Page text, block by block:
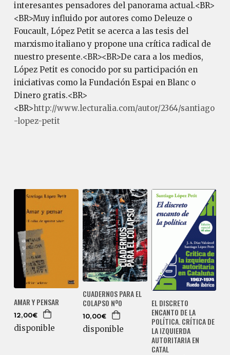
interesantes pensadores del panorama actual.<BR>
<BR>Muy influido por autores como Deleuze o
Foucault, López Petit se acerca a las tesis del
marxismo italiano y propone una crítica radical de
nuestro presente.<BR><BR>De cara a los medios,
López Petit es conocido por su participación en
iniciativas como la Fundación Espai en Blanc o
Dinero gratis.<BR>
<BR>http://www.lecturalia.com/autor/2364/santiago
-lopez-petit
AMAR Y PENSAR
12,00€
disponible
CUADERNOS PARA EL
COLAPSO Nº0
10,00€
disponible
EL DISCRETO
ENCANTO DE LA
POLÍTICA. CRÍTICA DE
LA IZQUIERDA
AUTORITARIA EN
CATAL